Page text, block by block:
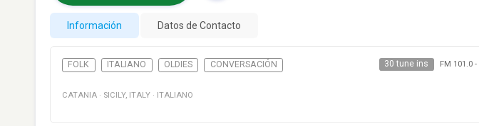
Información Datos de Contacto
FOLK ITALIANO OLDIES CONVERSACIÓN 30 tune ins FM 101.0-
CATANIA · SICILY, ITALY · ITALIANO